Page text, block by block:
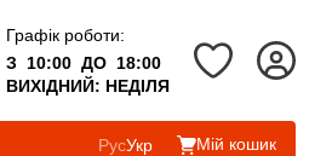
Графік роботи:
З 10:00 ДО 18:00
ВИХІДНИЙ: НЕДІЛЯ
РусУкр Мій кошик